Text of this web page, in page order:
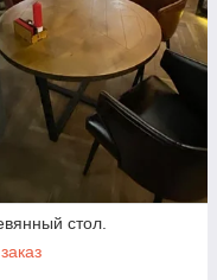
13 лет занимается
кафе и ресторанов.
каждому
и клиентского
компанию?
стол.